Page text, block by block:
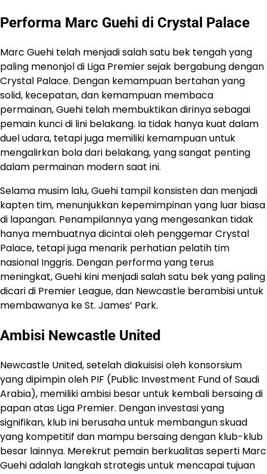
Performa Marc Guehi di Crystal Palace
Marc Guehi telah menjadi salah satu bek tengah yang
paling menonjol di Liga Premier sejak bergabung dengan
Crystal Palace. Dengan kemampuan bertahan yang
solid, kecepatan, dan kemampuan membaca
permainan, Guehi telah membuktikan dirinya sebagai
pemain kunci di lini belakang. Ia tidak hanya kuat dalam
duel udara, tetapi juga memiliki kemampuan untuk
mengalirkan bola dari belakang, yang sangat penting
dalam permainan modern saat ini.
Selama musim lalu, Guehi tampil konsisten dan menjadi
kapten tim, menunjukkan kepemimpinan yang luar biasa
di lapangan. Penampilannya yang mengesankan tidak
hanya membuatnya dicintai oleh penggemar Crystal
Palace, tetapi juga menarik perhatian pelatih tim
nasional Inggris. Dengan performa yang terus
meningkat, Guehi kini menjadi salah satu bek yang paling
dicari di Premier League, dan Newcastle berambisi untuk
membawanya ke St. James’ Park.
Ambisi Newcastle United
Newcastle United, setelah diakuisisi oleh konsorsium
yang dipimpin oleh PIF (Public Investment Fund of Saudi
Arabia), memiliki ambisi besar untuk kembali bersaing di
papan atas Liga Premier. Dengan investasi yang
signifikan, klub ini berusaha untuk membangun skuad
yang kompetitif dan mampu bersaing dengan klub-klub
besar lainnya. Merekrut pemain berkualitas seperti Marc
Guehi adalah langkah strategis untuk mencapai tujuan